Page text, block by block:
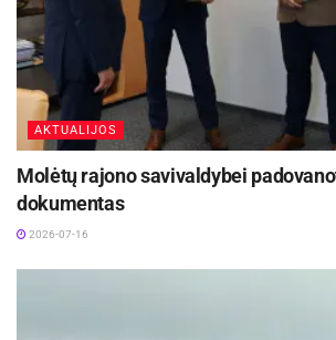
AKTUALIJOS
Molėtų rajono savivaldybei
dokumentas
2026-07-16